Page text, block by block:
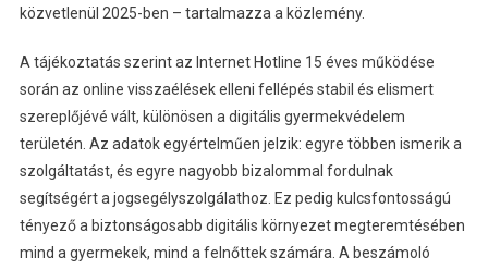
közvetlenül 2025-ben – tartalmazza a közlemény.
A tájékoztatás szerint az Internet Hotline 15 éves működése
során az online visszaélések elleni fellépés stabil és elismert
szereplőjévé vált, különösen a digitális gyermekvédelem
területén. Az adatok egyértelműen jelzik: egyre többen ismerik a
szolgáltatást, és egyre nagyobb bizalommal fordulnak
segítségért a jogsegélyszolgálathoz. Ez pedig kulcsfontosságú
tényező a biztonságosabb digitális környezet megteremtésében
mind a gyermekek, mind a felnőttek számára. A beszámoló